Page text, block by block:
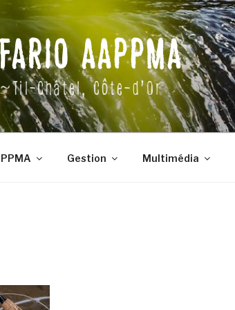
AAPPMA
Châtel, Côte-d'Or
Gestion Multimédia